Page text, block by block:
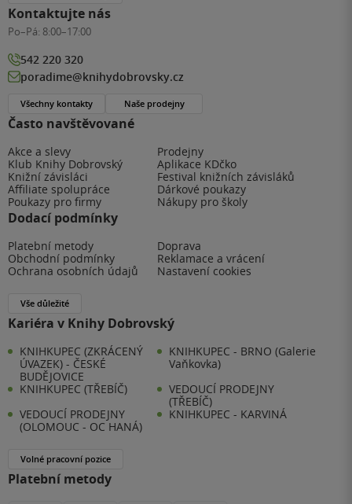
Často navštěvované
Akce a slevy
Prodejny
Klub Knihy Dobrovský
Aplikace KDčko
Knižní závisláci
Festival knižních závisláků
Affiliate spolupráce
Dárkové poukazy
Poukazy pro firmy
Nákupy pro školy
Dodací podmínky
Platební metody
Doprava
Obchodní podmínky
Reklamace a vrácení
Ochrana osobních údajů
Nastavení cookies
Vše důležité
Kariéra v Knihy Dobrovský
KNIHKUPEC (ZKRÁCENÝ
ÚVAZEK) - ČESKÉ
BUDĚJOVICE
KNIHKUPEC - BRNO (Galerie
Vaňkovka)
KNIHKUPEC (TŘEBÍČ)
VEDOUCÍ PRODEJNY
(TŘEBÍČ)
VEDOUCÍ PRODEJNY
(OLOMOUC - OC HANÁ)
KNIHKUPEC - KARVINÁ
Volné pracovní pozice
Platební metody
Kontaktujte nás
Po–Pá: 8:00–17:00
542 220 320
poradime@knihydobrovsky.cz
Všechny kontakty Naše prodejny